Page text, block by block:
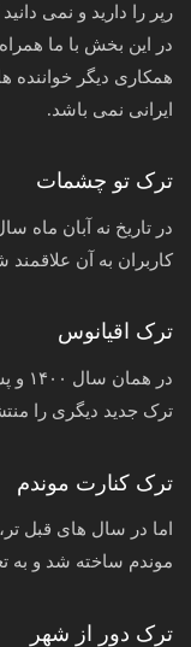
رپر را دارید و نمی
در این بخش با ما همراه
همکاری دیگر خواننده
ایرانی نمی باشد.
ترک تو چشمات
کاربران به آن علاقمند
ترک اقیانوس
در
ترک جدید دیگری را
ترک کنارت موندم
موندم ساخته شد و به
ترک دور از شهر